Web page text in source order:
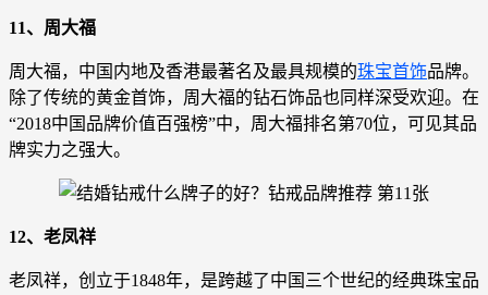
11、周大福
周大福，中国内地及香港最著名及最具规模的珠宝首饰品牌。
除了传统的黄金首饰，周大福的钻石饰品也同样深受欢迎。在
“2018中国品牌价值百强榜”中，周大福排名第70位，可见其品
牌实力之强大。
12、老凤祥
老凤祥，创立于1848年，是跨越了中国三个世纪的经典珠宝品